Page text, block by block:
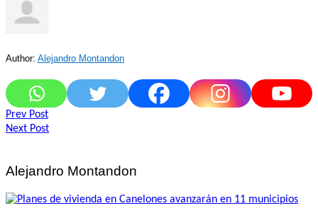
Author: Alejandro Montandon
Navegación
de
Prev Post
Next Post
Alejandro Montandon